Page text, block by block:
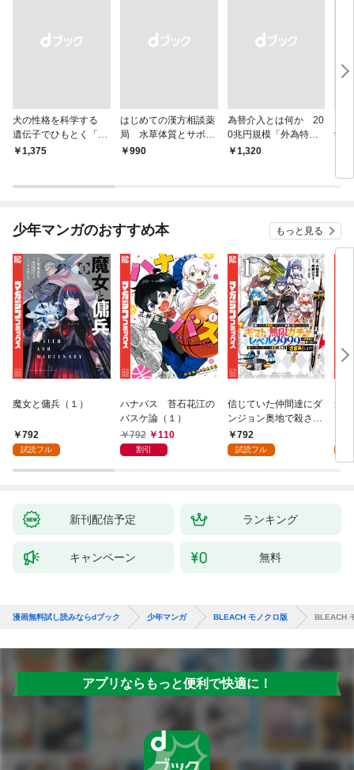
犬の性格を科学する
遺伝子でひもとく「最
良の友」の進化
￥1,375
はじめての漢方相談薬
局 水草体質とサボテ
ン体質
￥990
為替介入とは何か 20
0兆円規模「外為特
会」が生まれた謎
￥1,320
学
少年マンガのおすすめ本 もっと見る
魔女と傭兵（１）
792
試読フル
ハナバス 苔石花江の
バスケ論（１）
792
110
割引
信じていた仲間達にダ
ンジョン奥地で殺され
かけたがギフト『無限
ガチャ』でレベル９９
（１）
792
試読フル
追
強
～
新刊配信予定 ランキング
キャンペーン 無料
漫画無料試し読みならdブック 少年マンガ BLEACH モノクロ版 BLEACH
アプリならもっと便利で快適に！